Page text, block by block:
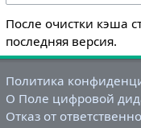
После очистки кэша
последняя версия.
Политика
О Поле цифровой
Отказ от